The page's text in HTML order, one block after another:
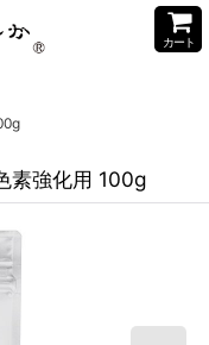
カート
素強化用 100g